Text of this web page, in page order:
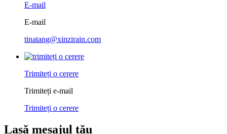
E-mail
E-mail
tinatang@xinzirain.com
Trimiteți o cerere
Trimiteți e-mail
Trimiteți o cerere
Lasă mesajul tău